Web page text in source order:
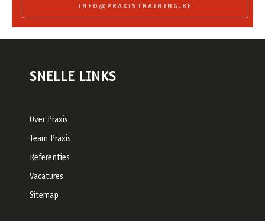
INFO@PRAXISTRAINING.BE
SNELLE LINKS
Over Praxis
Team Praxis
Referenties
Vacatures
Sitemap